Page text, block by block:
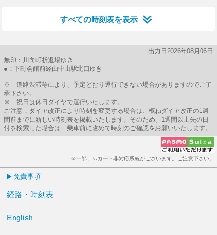
すべての時刻表を表示
出力日2026年08月06日
無印：川向町折返場ゆき
●：下町会館前経由中山駅北口ゆき
※ 道路渋滞等により、予定どおり運行できない場合がありますのでご了
承下さい。
※ 祝日は休日ダイヤで運行いたします。
ご注意：ダイヤ改正により時刻を変更する場合は、概ねダイヤ改正の1週
間前までに新しい時刻表を掲載いたします。そのため、1週間以上先の日
付を検索した場合は、乗車前に改めて時刻のご確認をお願いいたします。
※一部、ICカード非対応系統がございます。ご注意下さい。
免責事項
経路・時刻表
English